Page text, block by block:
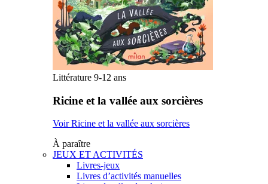
Littérature 9-12 ans
Ricine et la vallée aux sorcières
Voir Ricine et la vallée aux sorcières
À paraître
JEUX ET ACTIVITÉS
Livres-jeux
Livres d’activités manuelles